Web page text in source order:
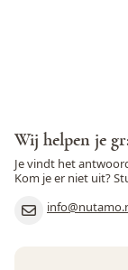
Wij helpen je
Je vindt het
Kom je er niet uit?